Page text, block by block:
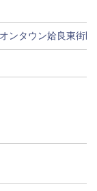
ンタウン姶良東街